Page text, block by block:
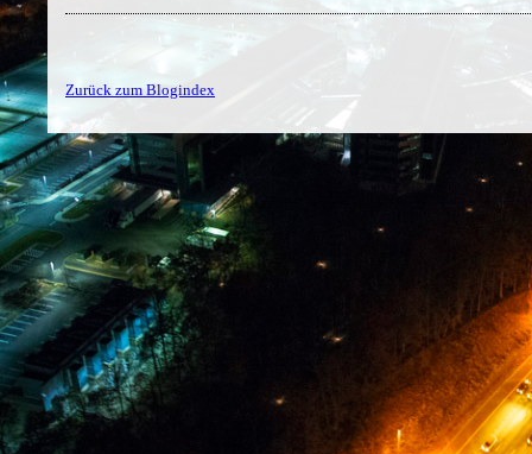
Zurück zum Blogindex